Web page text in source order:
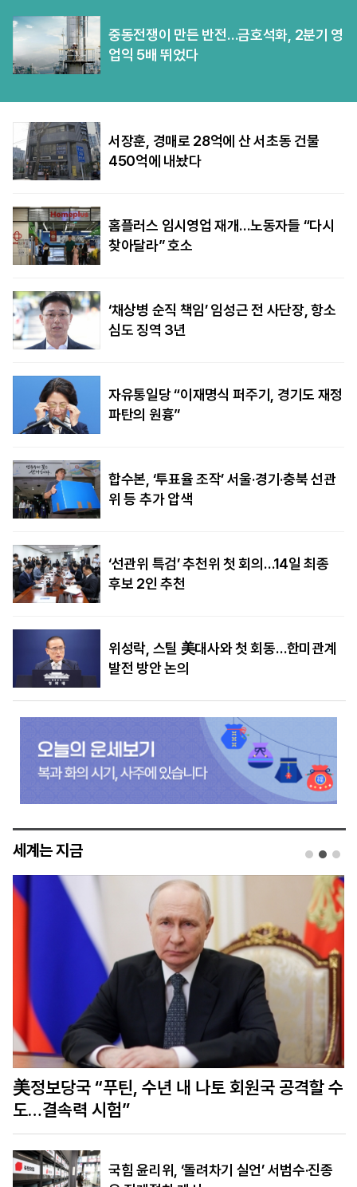
중동전쟁이 만든 반전…금호석화, 2분기 영
업익 5배 뛰었다
서장훈, 경매로 28억에 산 서초동 건물
450억에 내놨다
홈플러스 임시영업 재개…노동자들 “다시
찾아달라” 호소
‘채상병 순직 책임’ 임성근 전 사단장, 항소
심도 징역 3년
자유통일당 “이재명식 퍼주기, 경기도 재정
파탄의 원흉”
합수본, ‘투표율 조작’ 서울·경기·충북 선관
위 등 추가 압색
‘선관위 특검’ 추천위 첫 회의…14일 최종
후보 2인 추천
위성락, 스틸 美대사와 첫 회동…한미관계
발전 방안 논의
세계는 지금
폭염 속 가뭄에 유럽 경제 위기…‘물류 대동맥’ 라
인강 수위 사상 최저
국힘 윤리위, ‘돌려차기 실언’ 서범수·진종